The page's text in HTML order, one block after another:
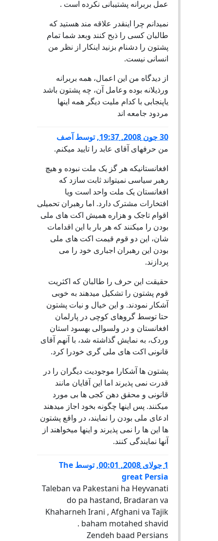
عمل بربرانه پشتیبانی نکرده است .
نمیدانم چرا اینقدر علاقه مند هستید که
طالبان کسی را ذبح کنند وبعد شما تمام
پشتون را دشنام بزنید اینکار از نظر من
انسانی نیست.
از دیدگاه من این اعمال، همه بربرانه
ورذیلانه بوده وعامل آن، چه پشتون باشد
یاپنجابی با کدام ملیت دیگر همه اینها
مردود جامعه اند
30 جون 2008, 19:37 ,توسط آصف
من حرفهای آقای عابد را تایید میکنم.
افغانستانیکه هر گز یک ملت نبوده و هیچ
رهبر سیاسی نمیتواند ثابت سازد که
افغانستان یک ملت واحد است ویا
افتخارات مشترک دارد. اما رهبران تحمیلی
اقوام تاجک و هزاره همیش اکت های ملی
بودن را میکنند که هر بار با این اقدامات
شان، این دو قوم قیمت اکت های ملی
بودن این رهبران اجباری خود را می
پردازند.
حقیقت این حرف را طالبان که اکثریت
قوم پشتون را تشکیل میدهند به خوبی
آشکار نمودند. و این خیال و نیات پشتون
حتا توسط گروهای کوچی در پارلمان
افغانستان و در ولسوالی بهسود استان
وردک، به نمایش گذاشته شد، با آنهم آقای
قانونی اکت های ملی گری خودرا کرد.
پشتون ها آشکارا موجودیت دیگران را در
قدرت نمی پذیرند اما این آقایان مانند
قانونی و محقق دهن کجی ها بی مورد
میکنند. پس اینها چگونه بخود اجاز میدهند
ادعای ملی بودن را نمایند، در واقع پشتون
ها این ها را نمی پذیرند و اینها میخواهند از
آنها نمایندگی کنند.
1 جولای 2008, 00:01 ,توسط The
great Persia
Taleban va Pakestani ha Heyvanati
do pa hastand, Bradaran va
Khaharneh Irani , Afghani va Tajik
baham motahed shavid .
Zendeh baad Persians